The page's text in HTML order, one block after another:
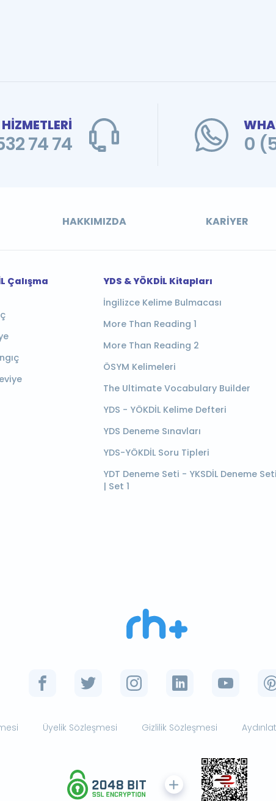
74 74 0
HAKKIMIZDA KARIYER
Çalışma
YDS & YÖKDİL Kitapları
İngilizce Kelime Bulmacası
More Than Reading 1
More Than Reading 2
ÖSYM Kelimeleri
The Ultimate Vocabulary Builder
YDS - YÖKDİL Kelime Defteri
YDS Deneme Sınavları
YDS-YÖKDİL Soru Tipleri
YDT Deneme Seti - YKSDİL Deneme Seti
| Set 1
Üyelik Sözleşmesi Gizlilik Sözleşmesi